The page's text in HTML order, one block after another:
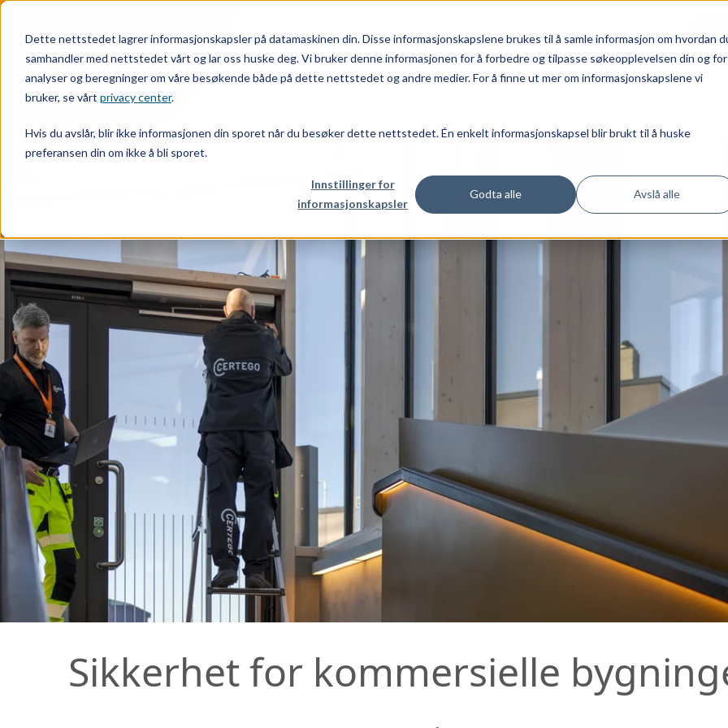
Dette nettstedet lagrer informasjonskapsler på datamaskinen din. Disse informasjonskapslene brukes til å samle informasjon om hvordan
samhandler med nettstedet vårt og lar oss huske deg. Vi bruker denne informasjonen for å forbedre og tilpasse søkeopplevelsen din og for
analyser og beregninger om våre besøkende både på dette nettstedet og andre medier. For å finne ut mer om informasjonskapslene vi
bruker, se vårt privacy center.
Hvis du avslår, blir ikke informasjonen din sporet når du besøker dette nettstedet. Én enkelt informasjonskapsel blir brukt til å huske
preferansen din om ikke å bli sporet.
Innstillinger for
informasjonskapsler
Godta alle Avslå alle
Sikkerhet for kommersielle